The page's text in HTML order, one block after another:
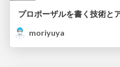
moriyuya